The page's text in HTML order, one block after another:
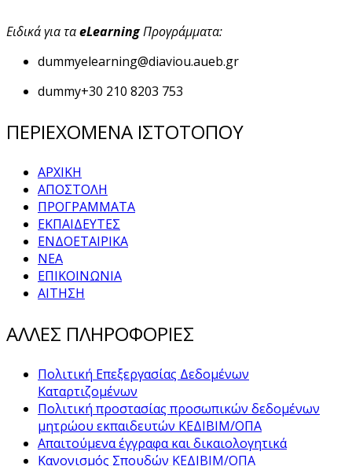
Ειδικά για ταeLearningΠρογράμματα:
dummyelearning@diaviou.aueb.gr
dummy+30 210 8203 753
ΠΕΡΙΕΧΟΜΕΝΑ ΙΣΤΟΤΟΠΟΥ
ΑΡΧΙΚΗ
ΑΠΟΣΤΟΛΗ
ΠΡΟΓΡΑΜΜΑΤΑ
ΕΚΠΑΙΔΕΥΤΕΣ
ΕΝΔΟΕΤΑΙΡΙΚΑ
ΝΕΑ
ΕΠΙΚΟΙΝΩΝΙΑ
ΑΙΤΗΣΗ
ΑΛΛΕΣ ΠΛΗΡΟΦΟΡΙΕΣ
Πολιτική Επεξεργασίας Δεδομένων
Καταρτιζομένων
Πολιτική προστασίας προσωπικών δεδομένων
μητρώου εκπαιδευτών ΚΕΔΙΒΙΜ/ΟΠΑ
Απαιτούμενα έγγραφα και δικαιολογητικά
Κανονισμός Σπουδών ΚΕΔΙΒΙΜ/ΟΠΑ